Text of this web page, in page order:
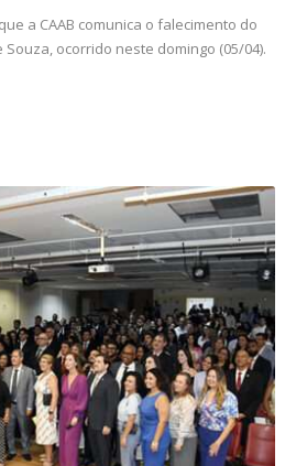
a CAAB comunica o falecimento do
Souza, ocorrido neste domingo (05/04).